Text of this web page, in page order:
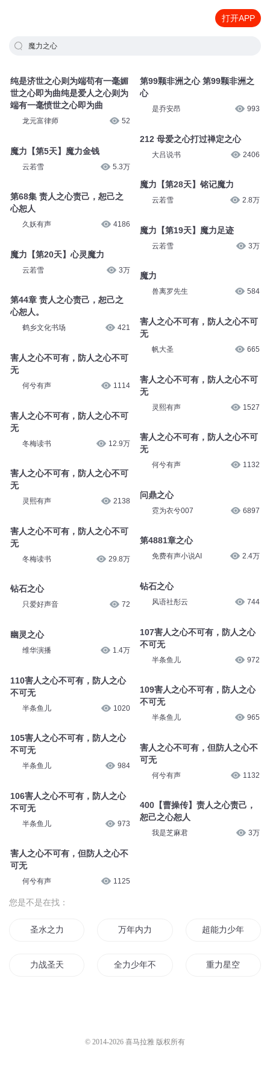
打开APP
魔力之心
纯是济世之心则为端苟有一毫媚
世之心即为曲纯是爱人之心则为
端有一毫愤世之心即为曲
龙元富律师 52
魔力【第5天】魔力金钱
云若雪 5.3万
第68集 责人之心责己，恕己之
心恕人
久妖有声 4186
魔力【第20天】心灵魔力
云若雪 3万
第44章 责人之心责己，恕己之
心恕人。
鹤乡文化书场 421
害人之心不可有，防人之心不可
无
何兮有声 1114
害人之心不可有，防人之心不可
无
冬梅读书 12.9万
害人之心不可有，防人之心不可
无
灵熙有声 2138
害人之心不可有，防人之心不可
无
冬梅读书 29.8万
钻石之心
只爱好声音 72
幽灵之心
维华演播 1.4万
110害人之心不可有，防人之心
不可无
半条鱼儿 1020
105害人之心不可有，防人之心
不可无
半条鱼儿 984
106害人之心不可有，防人之心
不可无
半条鱼儿 973
害人之心不可有，但防人之心不
可无
何兮有声 1125
第99颗非洲之心 第99颗非洲之
心
是乔安昂 993
212 母爱之心打过禅定之心
大吕说书 2406
魔力【第28天】铭记魔力
云若雪 2.8万
魔力【第19天】魔力足迹
云若雪 3万
魔力
兽离罗先生 584
害人之心不可有，防人之心不可
无
帆大圣 665
害人之心不可有，防人之心不可
无
灵熙有声 1527
害人之心不可有，防人之心不可
无
何兮有声 1132
问鼎之心
霓为衣兮007 6897
第4881章之心
免费有声小说AI 2.4万
钻石之心
风语社彤云 744
107害人之心不可有，防人之心
不可无
半条鱼儿 972
109害人之心不可有，防人之心
不可无
半条鱼儿 965
害人之心不可有，但防人之心不
可无
何兮有声 1132
400【曹操传】责人之心责己，
恕己之心恕人
我是芝麻君 3万
您是不是在找：
圣水之力 万年内力 超能力少年之路
力战圣天 全力少年不全力 重力星空
© 2014-2026 喜马拉雅 版权所有